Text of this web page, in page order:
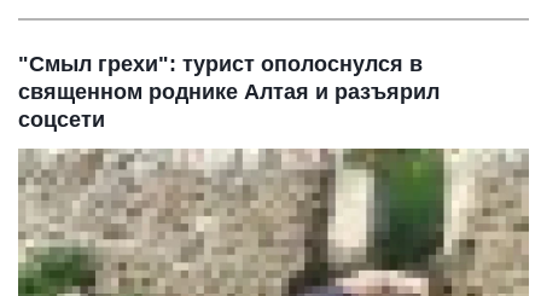
"Смыл грехи": турист ополоснулся в
священном роднике Алтая и разъярил
соцсети